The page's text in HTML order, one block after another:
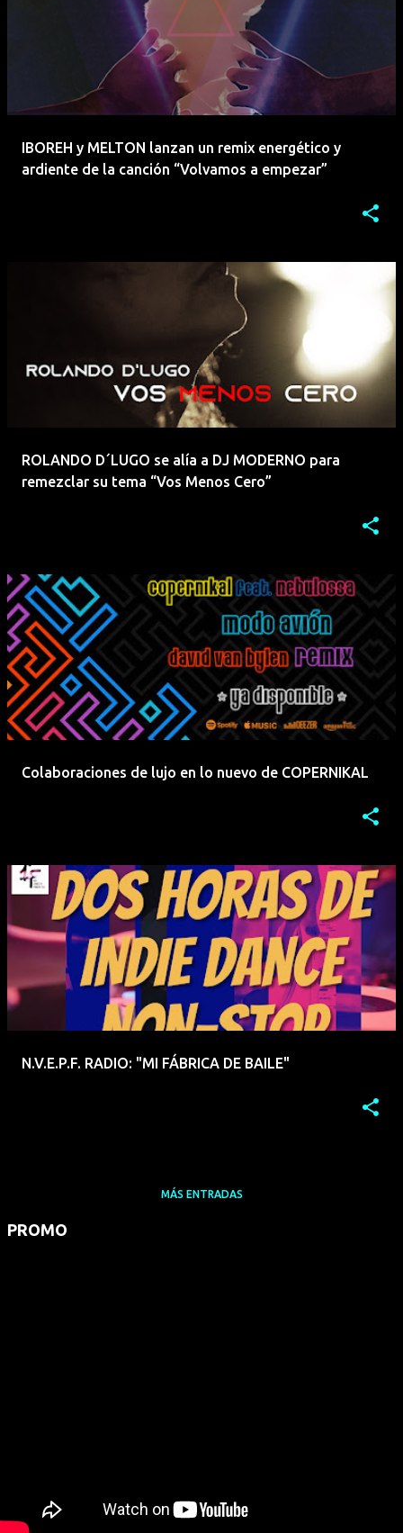
IBOREH y MELTON lanzan un remix energético y
ardiente de la canción “Volvamos a empezar”
ROLANDO D´LUGO se alía a DJ MODERNO para
remezclar su tema “Vos Menos Cero”
Colaboraciones de lujo en lo nuevo de COPERNIKAL
N.V.E.P.F. RADIO: "MI FÁBRICA DE BAILE"
MÁS ENTRADAS
PROMO